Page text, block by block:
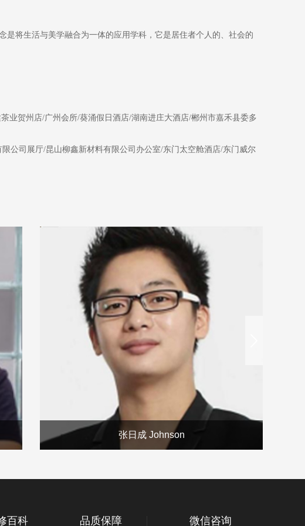
将生活与美学融合为一体的应用学科，它是居住者个人的、社会的
业贺州店/广州会所/葵涌假日酒店/湖南进庄大酒店/郴州市嘉禾县委多
公司展厅/昆山柳鑫新材料有限公司办公室/东门太空舱酒店/东门威尔
张日成 Johnson
百科 品质保障 微信咨询